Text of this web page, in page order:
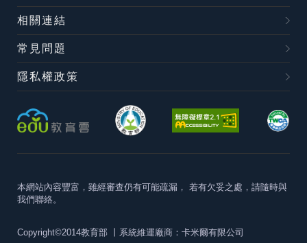
相關連結
常見問題
隱私權政策
本網站內容豐富，雖經審查仍有可能疏漏， 若有欠妥之處，請隨時與
我們聯絡。
Copyright©2014教育部 丨系統維運廠商：卡米爾有限公司